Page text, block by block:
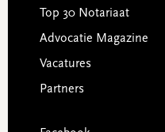
Top 30 Notariaat
Advocatie Magazine
Vacatures
Partners